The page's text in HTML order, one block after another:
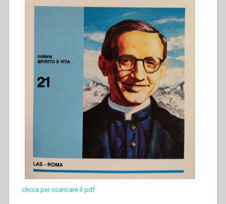
clicca per scaricare il pdf